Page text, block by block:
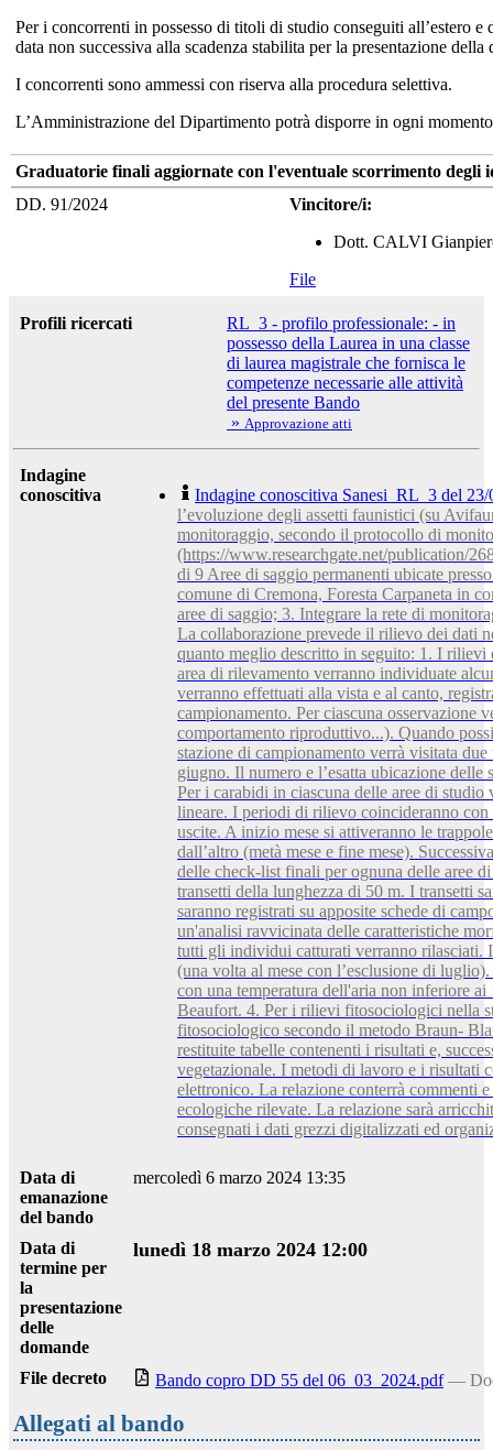
Per i concorrenti in possesso di titoli di studio conseguiti all’estero
data non successiva alla scadenza stabilita per la presentazione della
I concorrenti sono ammessi con riserva alla procedura selettiva.
L’Amministrazione del Dipartimento potrà disporre in ogni
Graduatorie finali aggiornate con l'eventuale scorrimento
DD. 91/2024
Vincitore/i:
Dott. CALVI
File
Profili ricercati
RL_3 - profilo professionale: - in
possesso della Laurea in una classe
di laurea magistrale che fornisca le
competenze necessarie alle attività
del presente Bando
» Approvazione atti
Indagine
conoscitiva
Indagine conoscitiva Sanesi_RL_3 del 23/
l’evoluzione degli assetti faunistici (su
monitoraggio, secondo il protocollo di
(https://www.researchgate.net/publication/
di 9 Aree di saggio permanenti ubicate
comune di Cremona, Foresta Carpaneta in
aree di saggio; 3. Integrare la rete di
La collaborazione prevede il rilievo dei dati
quanto meglio descritto in seguito: 1. I rilievi
area di rilevamento verranno individuate
verranno effettuati alla vista e al canto,
campionamento. Per ciascuna osservazione
comportamento riproduttivo...). Quando
stazione di campionamento verrà visitata
giugno. Il numero e l’esatta ubicazione
Per i carabidi in ciascuna delle aree di
lineare. I periodi di rilievo coincideranno
uscite. A inizio mese si attiveranno le
dall’altro (metà mese e fine mese).
delle check-list finali per ognuna delle aree
transetti della lunghezza di 50 m. I transetti
saranno registrati su apposite schede di
un'analisi ravvicinata delle caratteristiche
tutti gli individui catturati verranno rilasciati.
(una volta al mese con l’esclusione di
con una temperatura dell'aria non inferiore
Beaufort. 4. Per i rilievi fitosociologici nella
fitosociologico secondo il metodo Braun-
restituite tabelle contenenti i risultati e,
vegetazionale. I metodi di lavoro e i risultati
elettronico. La relazione conterrà commenti
ecologiche rilevate. La relazione sarà
consegnati i dati grezzi digitalizzati ed
Data di
emanazione
del bando
mercoledì 6 marzo 2024 13:35
Data di
termine per
la
presentazione
delle
domande
lunedì 18 marzo 2024 12:00
File decreto Bando copro DD 55 del 06_03_2024.pdf —
Allegati al bando